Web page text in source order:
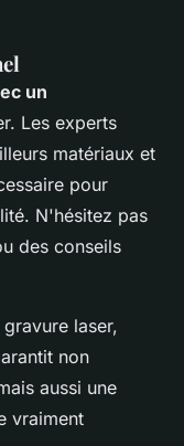
un
Les experts
matériaux et
pour
N'hésitez pas
des conseils
laser,
non
aussi une
vraiment